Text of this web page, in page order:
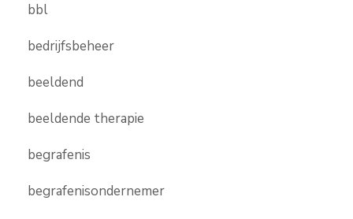
bbl
bedrijfsbeheer
beeldend
beeldende therapie
begrafenis
begrafenisondernemer